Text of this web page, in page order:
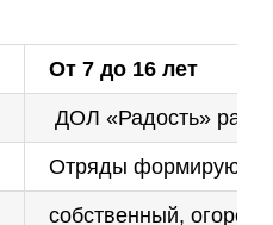
От 7 до 16 лет
ДОЛ «Радость»
Отряды формируются
собственный,